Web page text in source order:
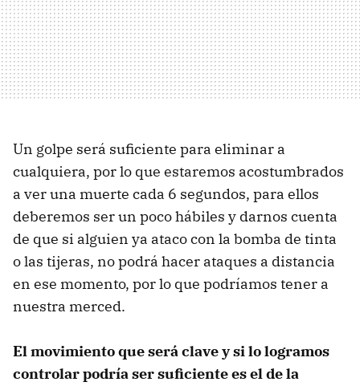
Un golpe será suficiente para eliminar a
cualquiera, por lo que estaremos acostumbrados
a ver una muerte cada 6 segundos, para ellos
deberemos ser un poco hábiles y darnos cuenta
de que si alguien ya ataco con la bomba de tinta
o las tijeras, no podrá hacer ataques a distancia
en ese momento, por lo que podríamos tener a
nuestra merced.
El movimiento que será clave y si lo logramos
controlar podría ser suficiente es el de la